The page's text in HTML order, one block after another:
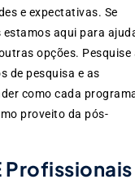
e expectativas. Se
aqui para
opções. Pesquise
de pesquisa e as
como cada
proveito da pós-
Profissionais